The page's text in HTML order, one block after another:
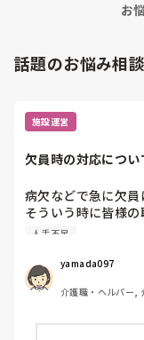
お
話題のお悩み相談
施設運営
欠員時の対応につい
病欠などで急に欠員
そういう時に皆様
でやりくりするか
の夜勤欠の場合は
ンバーで23時くらい
人手不足
yamada097
介護職・ヘルパー,